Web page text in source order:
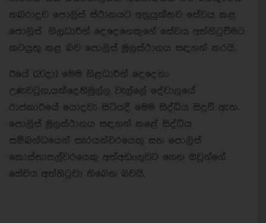
හබරාදුව පොලිස් ස්ථානයට අනුයුක්තව සේවය කළ
පොලිස් නිලධාරීන් දෙදෙනෙකුගේ සේවය අත්හිටුවීමට
කටයුතු කළ බව පොලිස් මූලස්ථානය සඳහන් කරයි.
ඊයේ (20දා) මෙම නිළධාරීන් දෙදෙනා
උණවටුන,යක්දෙහිමුල්ල වැල්ලේ දේවාලයේ
රාජකාරියේ යොදවා සිටියදී මෙම සිද්ධිය සිදුවී ඇත.
පොලිස් මූලස්ථානය සඳහන් කළේ සිද්ධිය
සම්බන්ධයෙන් සැරයන්වරයෙකු සහ පොලිස්
කොස්තාපල්වරයෙකු අත්අඩංගුවට ගෙන ඔවුන්ගේ
සේවය අත්හිටුවා තිබෙන බවයි.